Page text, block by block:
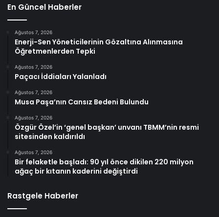
En Güncel Haberler
Ağustos 7, 2026
Enerji-Sen Yöneticilerinin Gözaltına Alınmasına
Öğretmenlerden Tepki
Ağustos 7, 2026
Paçacı İddiaları Yalanladı
Ağustos 7, 2026
Musa Paşa’nın Cansız Bedeni Bulundu
Ağustos 7, 2026
Özgür Özel’in ‘genel başkan’ unvanı TBMM’nin resmi
sitesinden kaldırıldı
Ağustos 7, 2026
Bir felaketle başladı: 90 yıl önce dikilen 220 milyon
ağaç bir kıtanın kaderini değiştirdi
Rastgele Haberler